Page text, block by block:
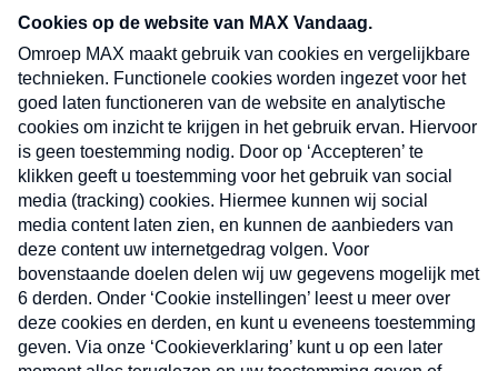
nieuwsbrief. Elke vrijdag- en dinsdagochtend in
uw mailbox.
Verzend
Nieuwsbrief
Neem hier een gratis abonnement op onze